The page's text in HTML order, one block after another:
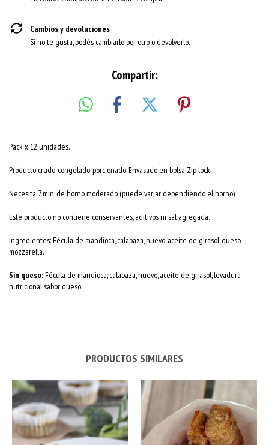
Cambios y devoluciones
Si no te gusta, podés cambiarlo por otro o devolverlo.
Compartir:
Pack x 12 unidades.
Producto crudo, congelado, porcionado. Envasado en bolsa Zip lock
Necesita 7 min. de horno moderado (puede variar dependiendo el horno)
Este producto no contiene conservantes, aditivos ni sal agregada.
Ingredientes: Fécula de mandioca, calabaza, huevo, aceite de girasol, queso
mozzarella.
Sin queso:Fécula de mandioca, calabaza, huevo, aceite de girasol, levadura
nutricional sabor queso.
PRODUCTOS SIMILARES